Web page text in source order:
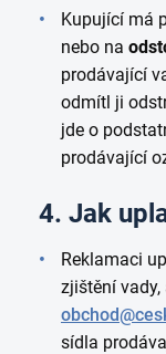
Kupující má
nebo na
prodávající
odmítl ji
jde o
prodávající
4. Jak
Reklamaci
zjištění vady,
sídla